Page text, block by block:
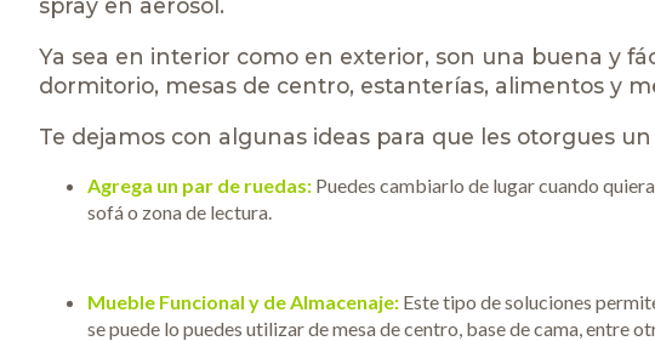
spray en aerosol.
Ya sea en interior como en exterior, son una buena y
dormitorio, mesas de centro, estanterías, alimentos y
Te dejamos con algunas ideas para que les otorgues
Agrega un par de ruedas: Puedes cambiarlo de lugar cuando
sofá o zona de lectura.
Mueble Funcional y de Almacenaje: Este tipo de soluciones
se puede lo puedes utilizar de mesa de centro, base de cama, entre